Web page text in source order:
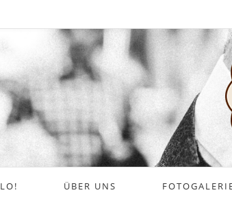
ÜBER UNS